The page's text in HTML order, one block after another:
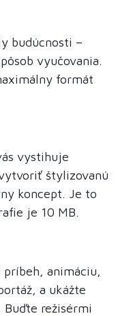
budúcnosti –
vyučovania.
formát
vystihuje
štylizovanú
koncept. Je to
je 10 MB.
animáciu,
a ukážte
režisérmi